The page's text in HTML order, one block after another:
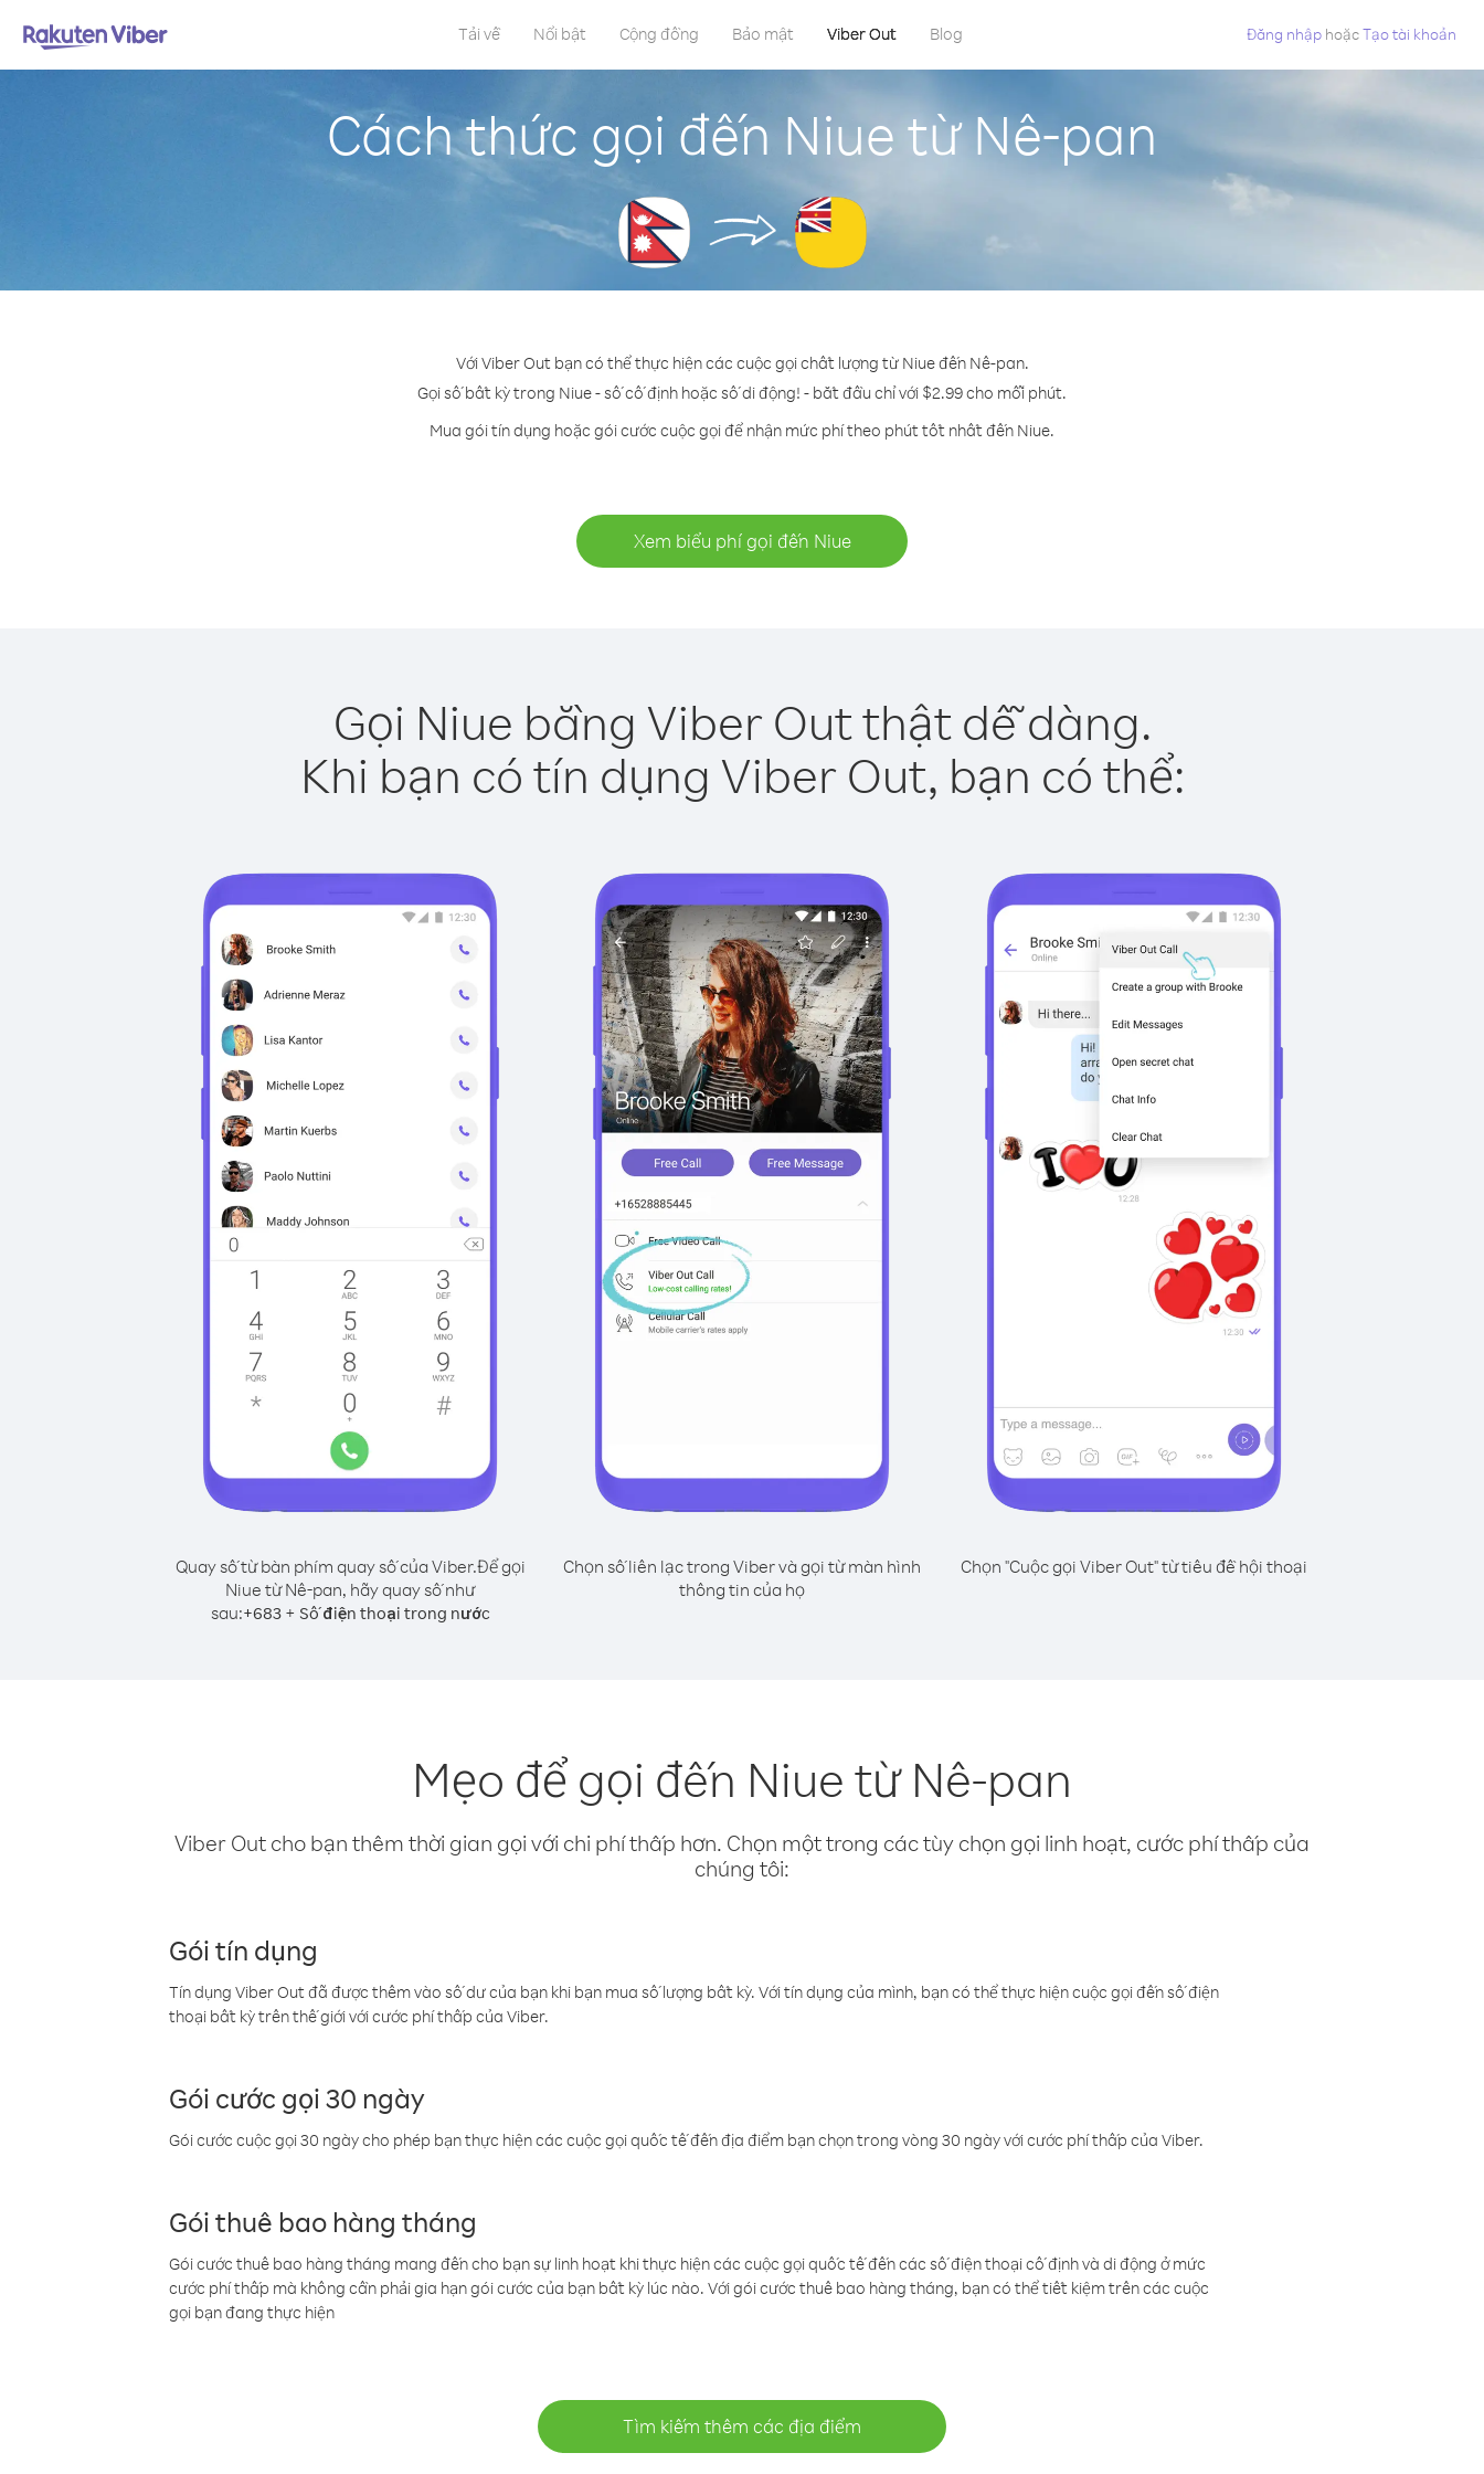
Tải về Nổi bật Cộng đồng Bảo mật Viber Out Blog Đăng nhập hoặcTạo tài khoản
Cách thức gọi đến Niue từ Nê-pan
Với Viber Out bạn có thể thực hiện các cuộc gọi chất lượng từ Niue đến Nê-pan.
Gọi số bất kỳ trong Niue - số cố định hoặc số di động! - bắt đầu chỉ với $2.99 cho mỗi phút.
Mua gói tín dụng hoặc gói cước cuộc gọi để nhận mức phí theo phút tốt nhất đến Niue.
Xem biểu phí gọi đến Niue
Gọi Niue bằng Viber Out thật dễ dàng.
Khi bạn có tín dụng Viber Out, bạn có thể:
Quay số từ bàn phím quay số của Viber.Để gọi
Niue từ Nê-pan, hãy quay số như
sau:+683+ Số điện thoại trong nước
Chọn số liên lạc trong Viber và gọi từ màn hình
thông tin của họ
Chọn "Cuộc gọi Viber Out" từ tiêu đề hội thoại
Mẹo để gọi đến Niue từ Nê-pan
Viber Out cho bạn thêm thời gian gọi với chi phí thấp hơn. Chọn một trong các tùy chọn gọi linh hoạt, cước phí thấp của
chúng tôi:
Gói tín dụng
Tín dụng Viber Out đã được thêm vào số dư của bạn khi bạn mua số lượng bất kỳ. Với tín dụng của mình, bạn có thể thực hiện cuộc gọi đến số điện
thoại bất kỳ trên thế giới với cước phí thấp của Viber.
Gói cước gọi 30 ngày
Gói cước cuộc gọi 30 ngày cho phép bạn thực hiện các cuộc gọi quốc tế đến địa điểm bạn chọn trong vòng 30 ngày với cước phí thấp của Viber.
Gói thuê bao hàng tháng
Gói cước thuê bao hàng tháng mang đến cho bạn sự linh hoạt khi thực hiện các cuộc gọi quốc tế đến các số điện thoại cố định và di động ở mức
cước phí thấp mà không cần phải gia hạn gói cước của bạn bất kỳ lúc nào. Với gói cước thuê bao hàng tháng, bạn có thể tiết kiệm trên các cuộc
gọi bạn đang thực hiện
Tìm kiếm thêm các địa điểm